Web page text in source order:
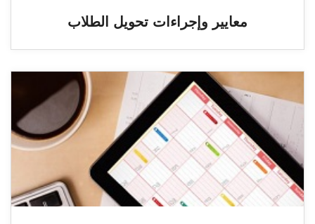
معايير وإجراءات تحويل الطلاب